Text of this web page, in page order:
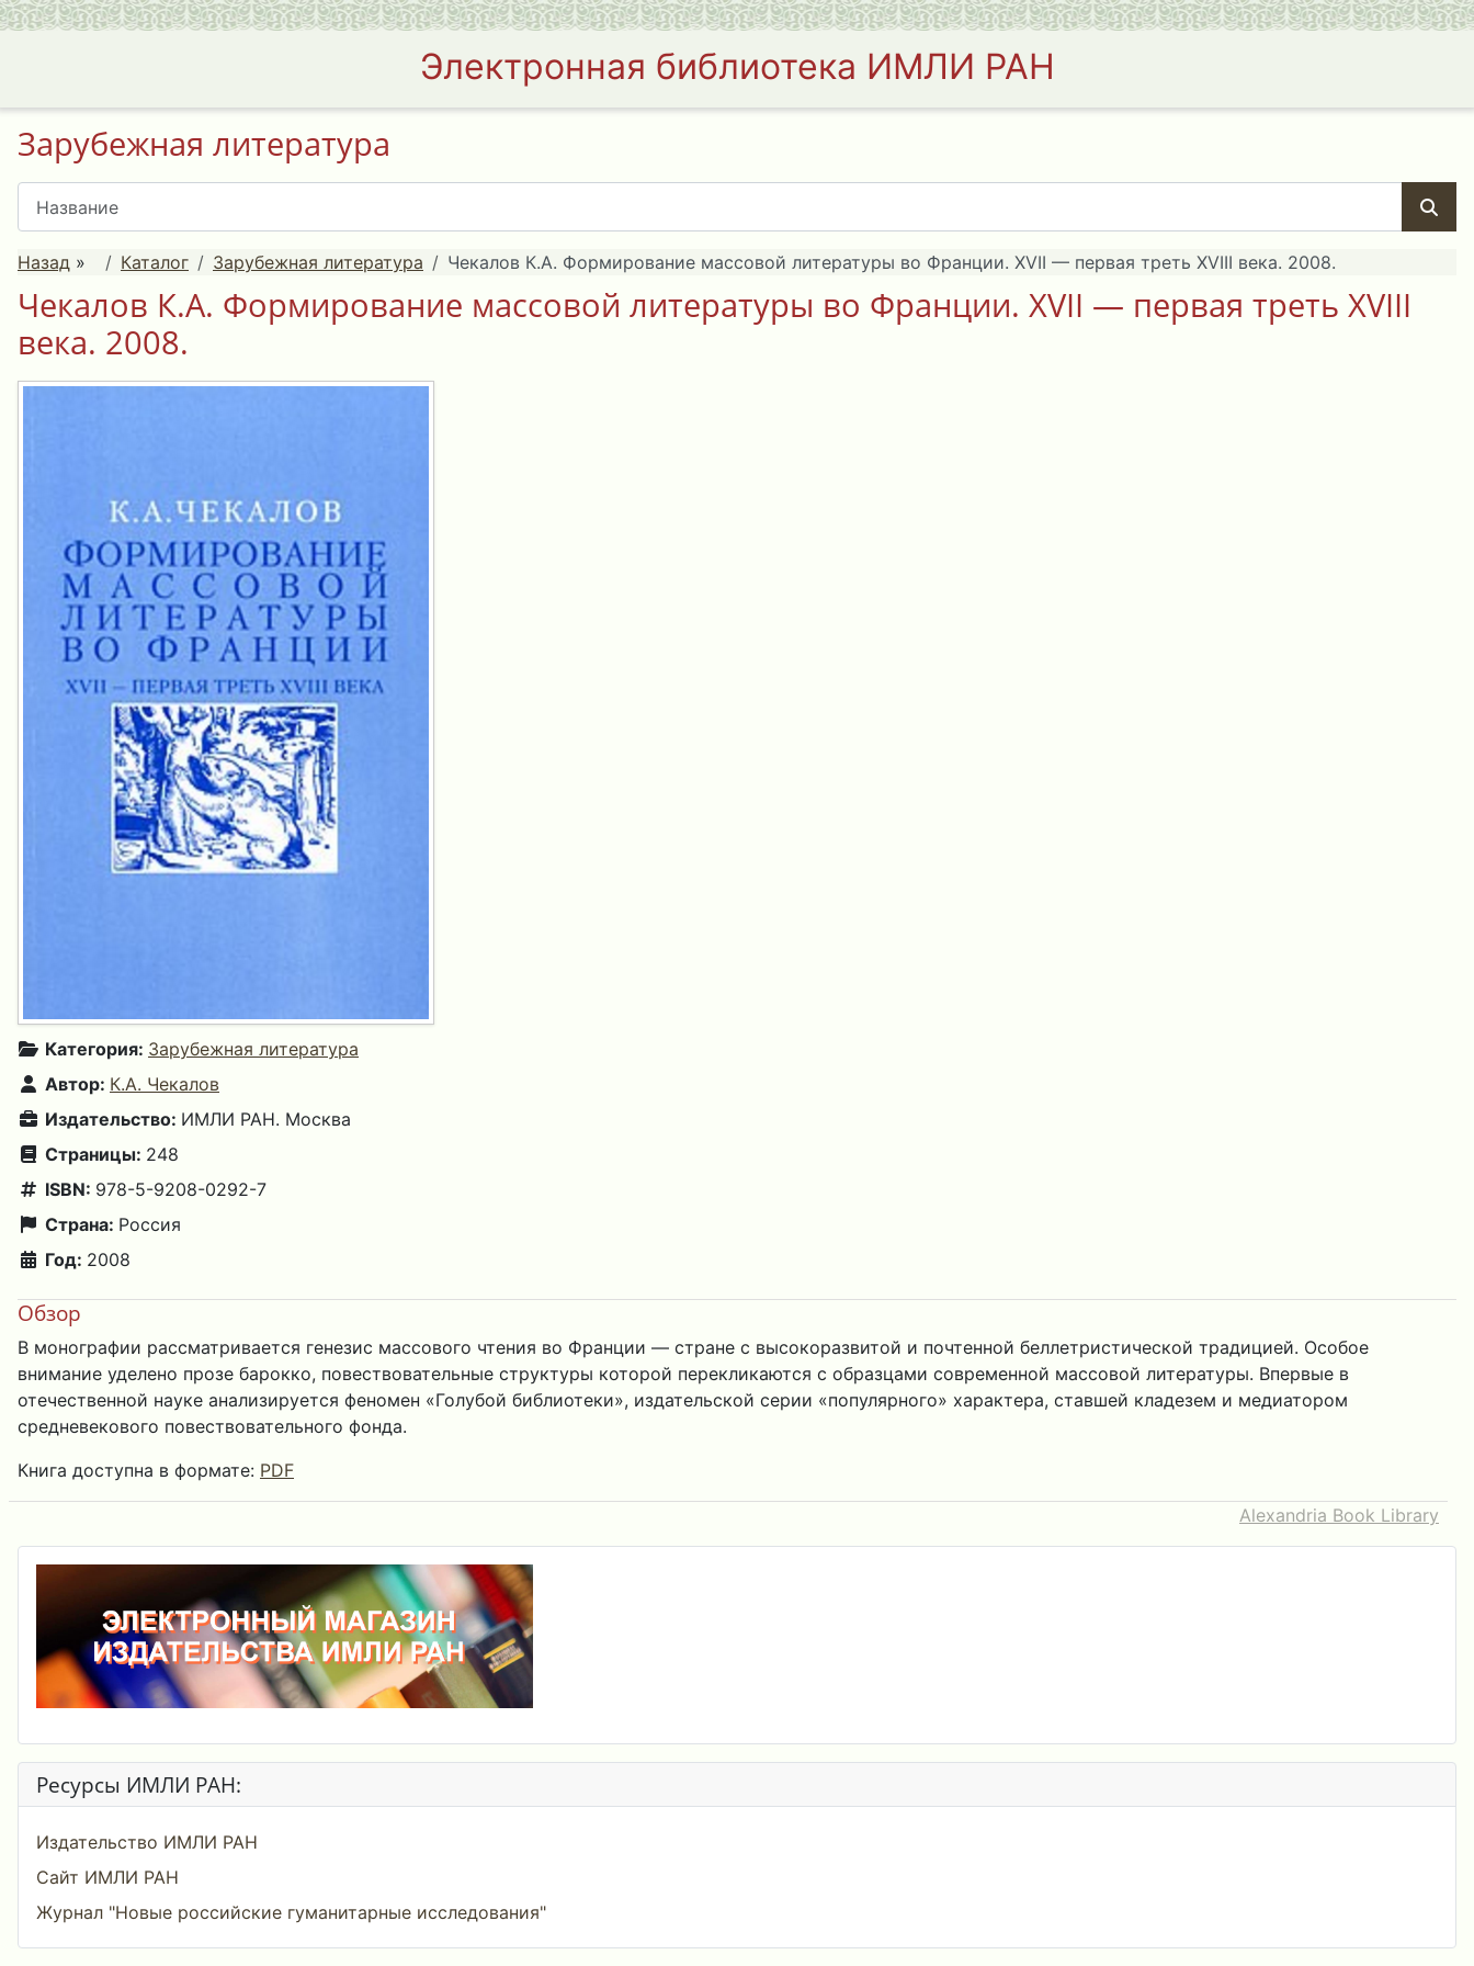
Электронная библиотека ИМЛИ РАН
Зарубежная литература
Назад » Каталог Зарубежная литература Чекалов К.А. Формирование массовой литературы во Франции. XVII — первая треть XVIII века. 2008.
Чекалов К.А. Формирование массовой литературы во Франции. XVII — первая треть XVIII
века. 2008.
Категория: Зарубежная литература
Автор: К.А. Чекалов
Издательство: ИМЛИ РАН. Москва
Страницы: 248
ISBN: 978-5-9208-0292-7
Страна: Россия
Год: 2008
Обзор
В монографии рассматривается генезис массового чтения во Франции — стране с высокоразвитой и почтенной беллетристической традицией. Особое
внимание уделено прозе барокко, повествовательные структуры которой перекликаются с образцами современной массовой литературы. Впервые в
отечественной науке анализируется феномен «Голубой библиотеки», издательской серии «популярного» характера, ставшей кладезем и медиатором
средневекового повествовательного фонда.
Книга доступна в формате: PDF
Alexandria Book Library
Ресурсы ИМЛИ РАН:
Издательство ИМЛИ РАН
Сайт ИМЛИ РАН
Журнал "Новые российские гуманитарные исследования"